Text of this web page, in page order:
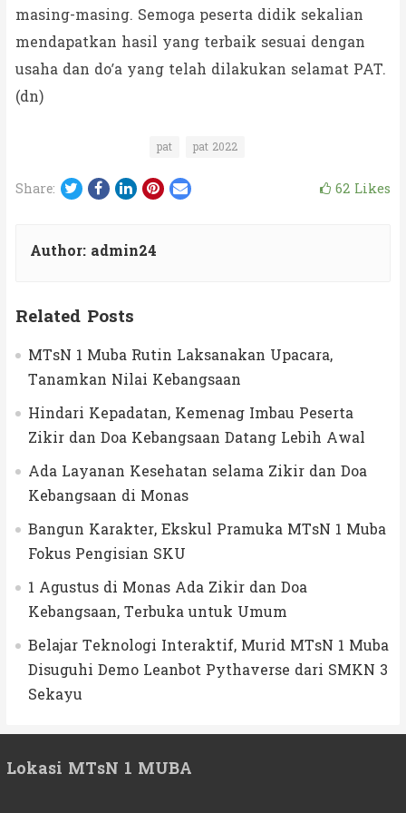
masing-masing. Semoga peserta didik sekalian
mendapatkan hasil yang terbaik sesuai dengan
usaha dan do’a yang telah dilakukan selamat PAT.
(dn)
pat pat 2022
Share: Twitter
Facebook
LinkedIn
Pinterest
Email 62 Likes
Author: admin24
Related Posts
MTsN 1 Muba Rutin Laksanakan Upacara,
Tanamkan Nilai Kebangsaan
Hindari Kepadatan, Kemenag Imbau Peserta
Zikir dan Doa Kebangsaan Datang Lebih Awal
Ada Layanan Kesehatan selama Zikir dan Doa
Kebangsaan di Monas
Bangun Karakter, Ekskul Pramuka MTsN 1 Muba
Fokus Pengisian SKU
1 Agustus di Monas Ada Zikir dan Doa
Kebangsaan, Terbuka untuk Umum
Belajar Teknologi Interaktif, Murid MTsN 1 Muba
Disuguhi Demo Leanbot Pythaverse dari SMKN 3
Sekayu
Lokasi MTsN 1 MUBA